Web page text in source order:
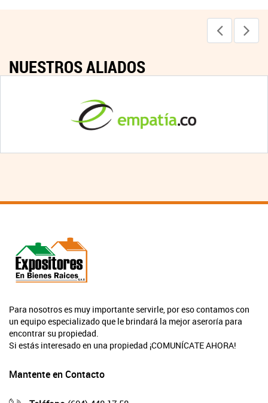
NUESTROS ALIADOS
Para nosotros es muy importante servirle, por eso contamos con
un equipo especializado que le brindará la mejor aseroría para
encontrar su propiedad.
Si estás interesado en una propiedad ¡COMUNÍCATE AHORA!
Mantente en Contacto